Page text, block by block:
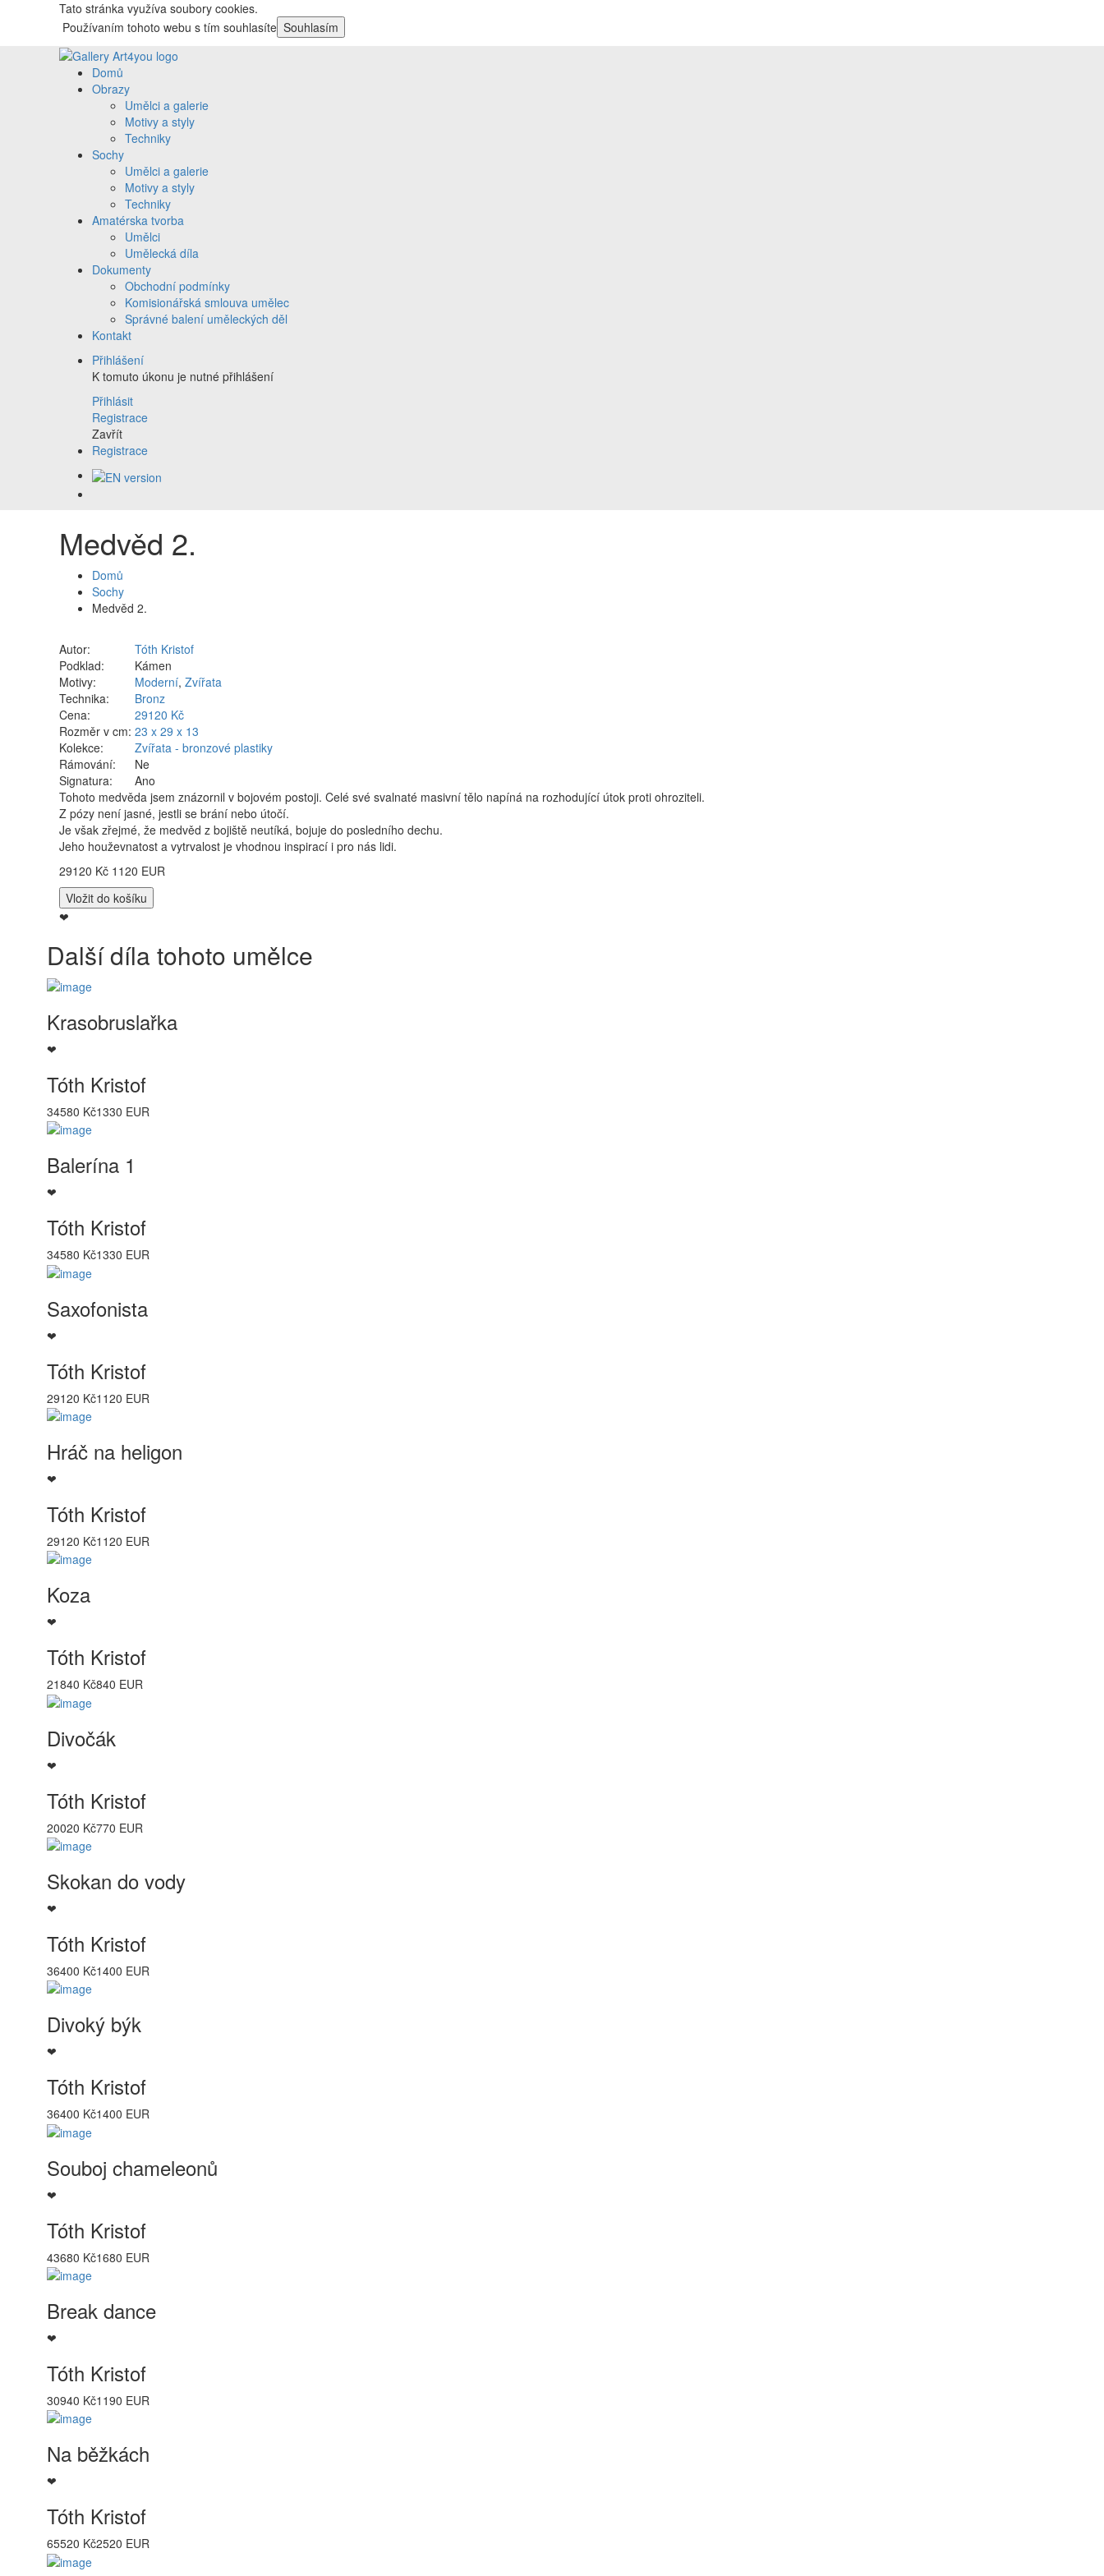
Tato stránka využíva soubory cookies.
Používaním tohoto webu s tím souhlasíte Souhlasím
Domů
Obrazy
Umělci a galerie
Motivy a styly
Techniky
Sochy
Umělci a galerie
Motivy a styly
Techniky
Amatérska tvorba
Umělci
Umělecká díla
Dokumenty
Obchodní podmínky
Komisionářská smlouva umělec
Správné balení uměleckých děl
Kontakt
Přihlášení
K tomuto úkonu je nutné přihlášení
Přihlásit
Registrace
Zavřít
Registrace
Medvěd 2.
Domů
Sochy
Medvěd 2.
Autor:
Tóth Kristof
Podklad:
Kámen
Motivy:
Moderní, Zvířata
Technika:
Bronz
Cena:
29120 Kč
Rozměr v cm: 23 x 29 x 13
Kolekce:
Zvířata - bronzové plastiky
Rámování:
Ne
Signatura:
Ano
Tohoto medvěda jsem znázornil v bojovém postoji. Celé své svalnaté masivní tělo napíná na rozhodující útok proti ohroziteli.
Z pózy není jasné, jestli se brání nebo útočí.
Je však zřejmé, že medvěd z bojiště neutíká, bojuje do posledního dechu.
Jeho houževnatost a vytrvalost je vhodnou inspirací i pro nás lidi.
29120 Kč 1120 EUR
❤
Další díla tohoto umělce
Krasobruslařka
❤
Tóth Kristof
34580 Kč1330 EUR
Balerína 1
❤
Tóth Kristof
34580 Kč1330 EUR
Saxofonista
❤
Tóth Kristof
29120 Kč1120 EUR
Hráč na heligon
❤
Tóth Kristof
29120 Kč1120 EUR
Koza
❤
Tóth Kristof
21840 Kč840 EUR
Divočák
❤
Tóth Kristof
20020 Kč770 EUR
Skokan do vody
❤
Tóth Kristof
36400 Kč1400 EUR
Divoký býk
❤
Tóth Kristof
36400 Kč1400 EUR
Souboj chameleonů
❤
Tóth Kristof
43680 Kč1680 EUR
Break dance
❤
Tóth Kristof
30940 Kč1190 EUR
Na běžkách
❤
Tóth Kristof
65520 Kč2520 EUR